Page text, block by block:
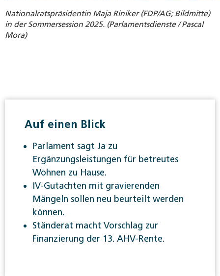
Nationalratspräsidentin Maja Riniker (FDP/AG; Bildmitte)
in der Sommersession 2025. (Parlamentsdienste / Pascal
Mora)
Auf einen Blick
Parlament sagt Ja zu
Ergänzungsleistungen für betreutes
Wohnen zu Hause.
IV-Gutachten mit gravierenden
Mängeln sollen neu beurteilt werden
können.
Ständerat macht Vorschlag zur
Finanzierung der 13. AHV-Rente.